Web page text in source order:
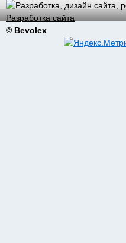
Разработка сайта
© Bevolex